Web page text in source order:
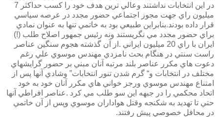
در اين انتخابات نداشتند وعالي ترين هدف خود را كسب حداكثر 7
ميليون راي جهت مجوز اجتماعي حضور مجدد در عرصه سياسي
قرار داده بودند.بنابراين طبيعي بود به خاتمي تنها به عنوان نمادي
براي حضور مجدد مي نگريستند ونه رئيس جمهور اصلاح طلب (!)
ايران با راي 20 ميليون ايراني .از آن گذشته هجوم سنگين عناصر
راست سنتي در هنگام بحث نامزدي مهندس موسوي علي رغم
دعوت هاي مكرر عناصر بلند مرتبه آنان مبني بر حضور گرايشهاي
مختلف در انتخابات و“ گرم شدن تنور انتخابات” وشادي آنها پس از
امتناع مهندس موسوي ورجز خواني هاي مكرر آنان خود به خود
اتحاد محكمي را در جبهه اين سو طلب مي كرد .عناصر افراطي آنها
حتي تا تهديد به شكنجه وقتل هواداران موسوي وپس از آن خاتمي
در محافل خصوصي پيش رفتند.